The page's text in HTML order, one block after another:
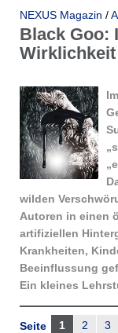
NEXUS Magazin /
Black Goo:
Wirklichkeit
wilden
Autoren in einen
artifiziellen
Krankheiten,
Beeinflussung
Ein kleines
Seite 1 2 3